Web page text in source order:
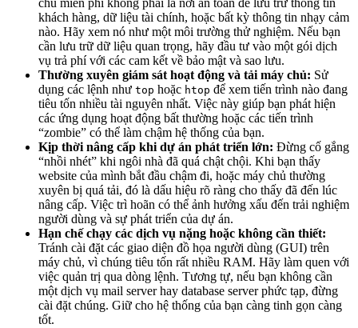
chủ miễn phí không phải là nơi an toàn để lưu trữ thông tin
khách hàng, dữ liệu tài chính, hoặc bất kỳ thông tin nhạy cảm
nào. Hãy xem nó như một môi trường thử nghiệm. Nếu bạn
cần lưu trữ dữ liệu quan trọng, hãy đầu tư vào một gói dịch
vụ trả phí với các cam kết về bảo mật và sao lưu.
Thường xuyên giám sát hoạt động và tải máy chủ: Sử
dụng các lệnh như top hoặc htop để xem tiến trình nào đang
tiêu tốn nhiều tài nguyên nhất. Việc này giúp bạn phát hiện
các ứng dụng hoạt động bất thường hoặc các tiến trình
“zombie” có thể làm chậm hệ thống của bạn.
Kịp thời nâng cấp khi dự án phát triển lớn: Đừng cố gắng
“nhồi nhét” khi ngôi nhà đã quá chật chội. Khi bạn thấy
website của mình bắt đầu chậm đi, hoặc máy chủ thường
xuyên bị quá tải, đó là dấu hiệu rõ ràng cho thấy đã đến lúc
nâng cấp. Việc trì hoãn có thể ảnh hưởng xấu đến trải nghiệm
người dùng và sự phát triển của dự án.
Hạn chế chạy các dịch vụ nặng hoặc không cần thiết:
Tránh cài đặt các giao diện đồ họa người dùng (GUI) trên
máy chủ, vì chúng tiêu tốn rất nhiều RAM. Hãy làm quen với
việc quản trị qua dòng lệnh. Tương tự, nếu bạn không cần
một dịch vụ mail server hay database server phức tạp, đừng
cài đặt chúng. Giữ cho hệ thống của bạn càng tinh gọn càng
tốt.